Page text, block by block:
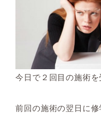
今日で２回目の施術を
前回の施術の翌日に